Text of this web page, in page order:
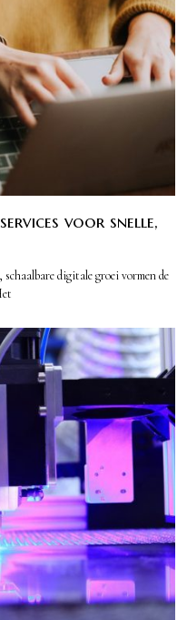
voor snelle,
digitale groei vormen de